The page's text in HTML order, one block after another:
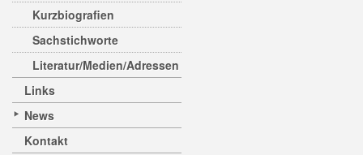
Kurzbiografien
Sachstichworte
Literatur/Medien/Adressen
Links
News
Kontakt